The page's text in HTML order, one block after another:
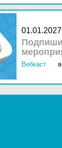
Вебкаст